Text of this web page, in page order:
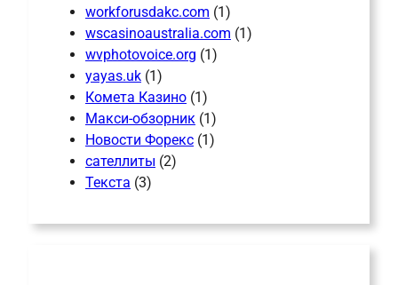
workforusdakc.com (1)
wscasinoaustralia.com (1)
wvphotovoice.org (1)
yayas.uk (1)
Комета Казино (1)
Макси-обзорник (1)
Новости Форекс (1)
сателлиты (2)
Текста (3)